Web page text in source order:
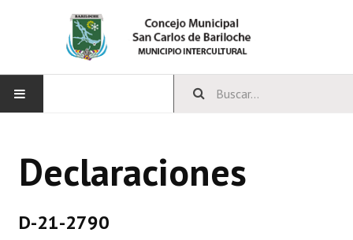
CONCEJO
Declaraciones
D-21-2790